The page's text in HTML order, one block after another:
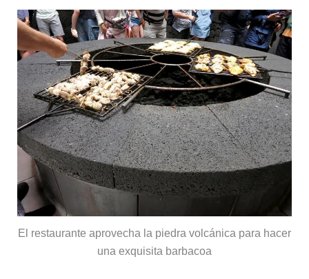
El restaurante aprovecha la piedra volcánica para hacer
una exquisita barbacoa